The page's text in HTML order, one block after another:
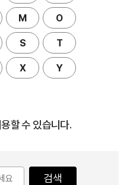
M O
S T
X Y
할 수 있습니다.
검색